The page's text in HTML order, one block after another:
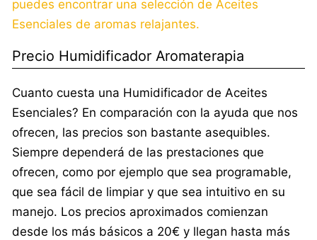
puedes encontrar una selección de Aceites
Esenciales de aromas relajantes.
Precio Humidificador Aromaterapia
Cuanto cuesta una Humidificador de Aceites
Esenciales? En comparación con la ayuda que nos
ofrecen, las precios son bastante asequibles.
Siempre dependerá de las prestaciones que
ofrecen, como por ejemplo que sea programable,
que sea fácil de limpiar y que sea intuitivo en su
manejo. Los precios aproximados comienzan
desde los más básicos a 20€ y llegan hasta más